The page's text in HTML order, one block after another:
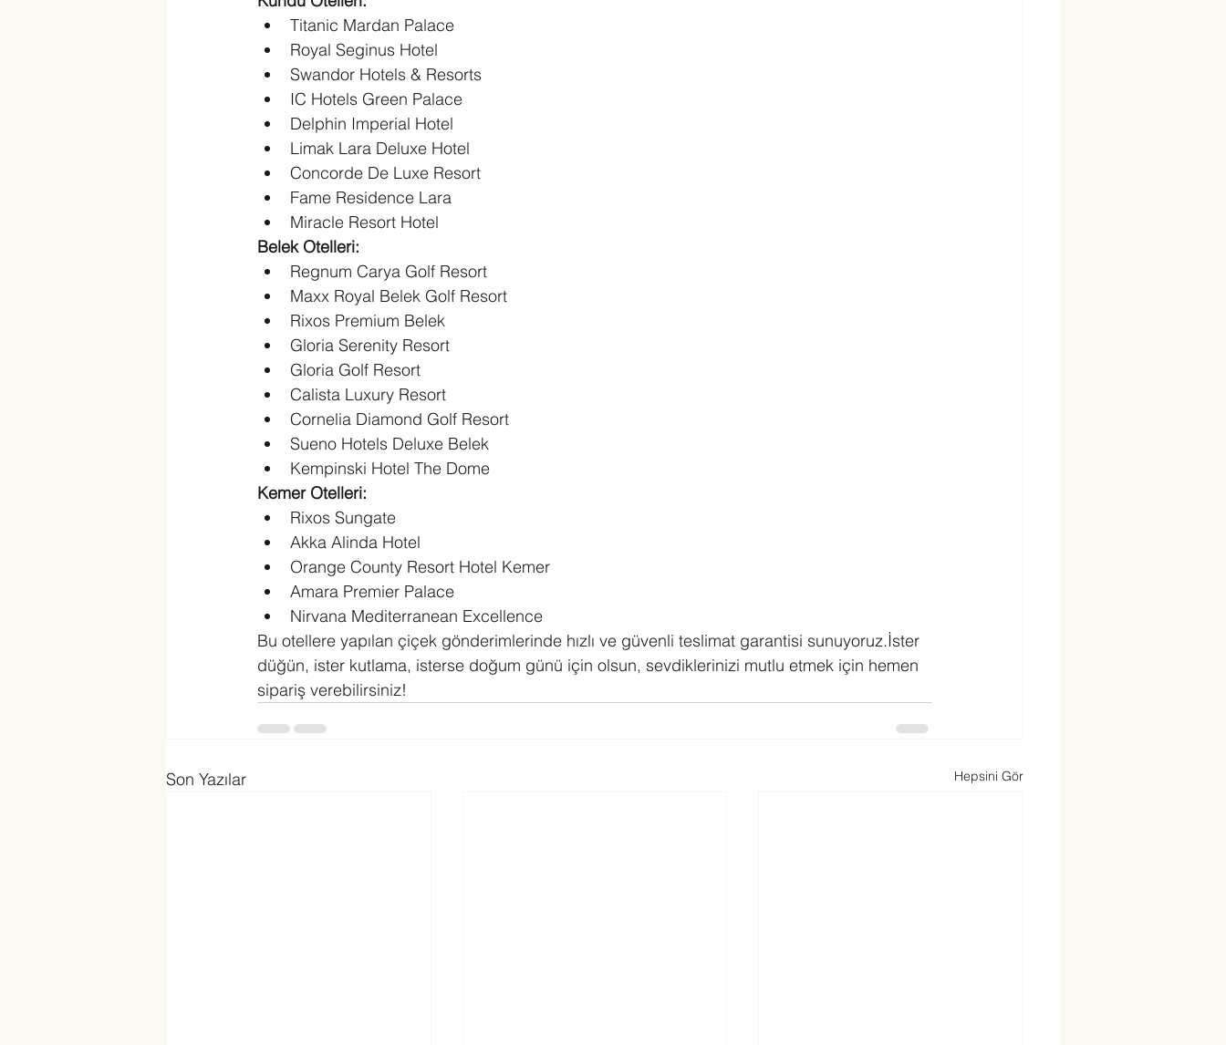
Titanic Mardan Palace
Royal Seginus Hotel
Swandor Hotels & Resorts
IC Hotels Green Palace
Delphin Imperial Hotel
Limak Lara Deluxe Hotel
Concorde De Luxe Resort
Fame Residence Lara
Miracle Resort Hotel
Belek Otelleri:
Regnum Carya Golf Resort
Maxx Royal Belek Golf Resort
Rixos Premium Belek
Gloria Serenity Resort
Gloria Golf Resort
Calista Luxury Resort
Cornelia Diamond Golf Resort
Sueno Hotels Deluxe Belek
Kempinski Hotel The Dome
Kemer Otelleri:
Rixos Sungate
Akka Alinda Hotel
Orange County Resort Hotel Kemer
Amara Premier Palace
Nirvana Mediterranean Excellence
Bu otellere yapılan çiçek gönderimlerinde hızlı ve güvenli teslimat garantisi sunuyoruz.İster
düğün, ister kutlama, isterse doğum günü için olsun, sevdiklerinizi mutlu etmek için hemen
sipariş verebilirsiniz!
Son Yazılar Hepsini Gör